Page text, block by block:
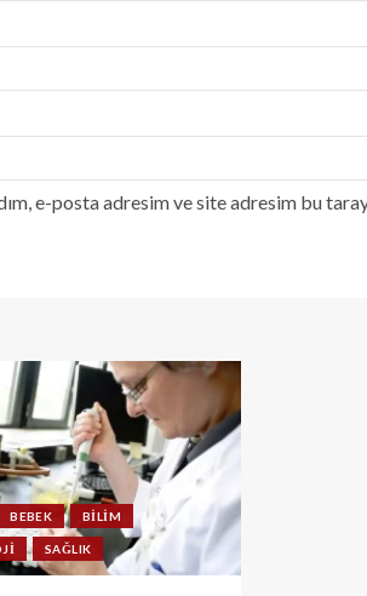
e-posta adresim ve site adresim bu
BEBEK BILIM
SAĞLIK